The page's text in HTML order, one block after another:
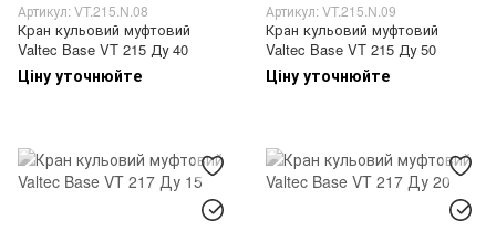
Артикул: VT.215.N.08
Кран кульовий муфтовий
Valtec Base VT 215 Ду 40
Ціну уточнюйте
Артикул: VT.215.N.09
Кран кульовий муфтовий
Valtec Base VT 215 Ду 50
Ціну уточнюйте